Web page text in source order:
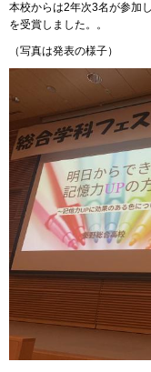
本校からは2年次3名が参加
を受賞しました。。
（写真は発表の様子）